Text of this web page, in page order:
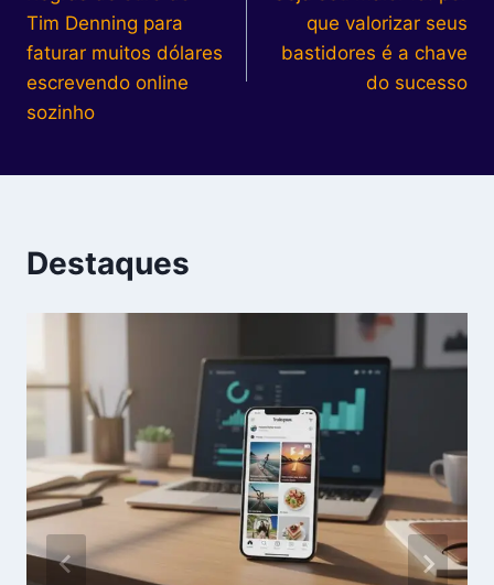
de
Post
Tim Denning para
faturar muitos dólares
escrevendo online
sozinho
que valorizar seus
bastidores é a chave
do sucesso
Destaques